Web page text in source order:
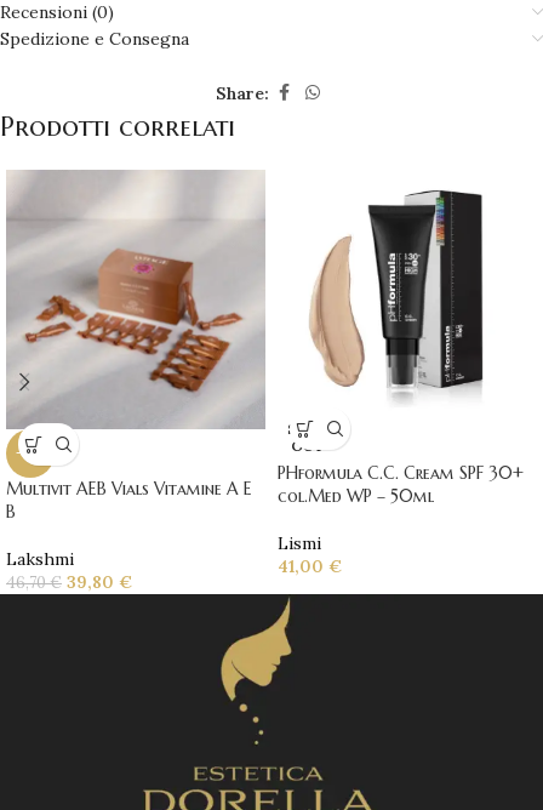
Recensioni (0)
Spedizione e Consegna
Share:
Prodotti correlati
-15%
Multivit AEB Vials Vitamine A E
B
Lakshmi
46,70€ 39,80 €
SOLD
OUT
PHformula C.C. Cream SPF 30+
col.Med WP – 50ml
Lismi
41,00 €